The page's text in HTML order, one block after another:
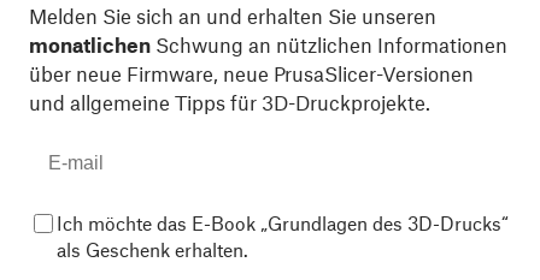
Melden Sie sich an und erhalten Sie unseren
monatlichen Schwung an nützlichen Informationen
über neue Firmware, neue PrusaSlicer-Versionen
und allgemeine Tipps für 3D-Druckprojekte.
Ich möchte das E-Book „Grundlagen des 3D-Drucks“
als Geschenk erhalten.